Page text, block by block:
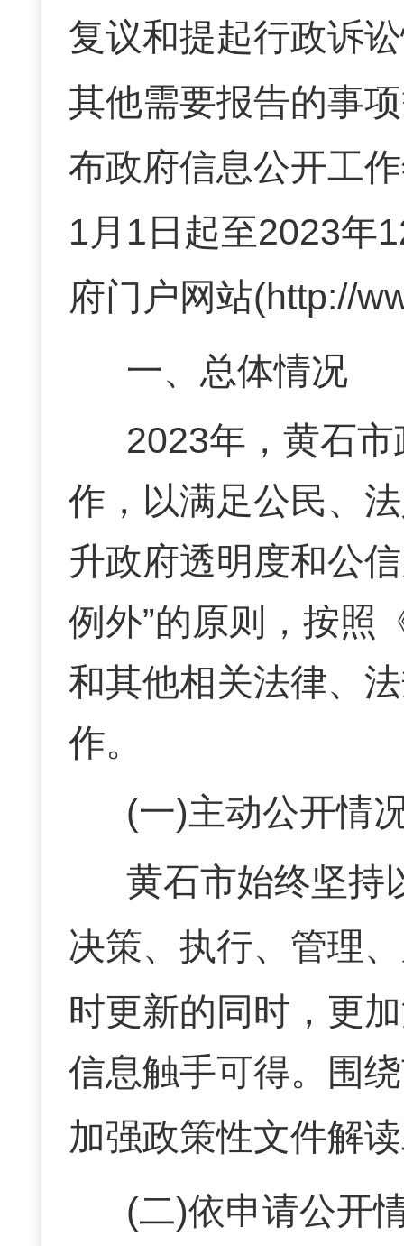
复议和提起行政诉
其他需要报告的事
布政府信息公开工
1月1日起至2023年
府门户网站(http://
一、总体情况
2023年，黄石
作，以满足公民、
升政府透明度和公
例外”的原则，按照
和其他相关法律、
作。
(一)主动公开情
黄石市始终坚持
决策、执行、管理
时更新的同时，更
信息触手可得。
围
加强政策性文件解
(二)依申请公开